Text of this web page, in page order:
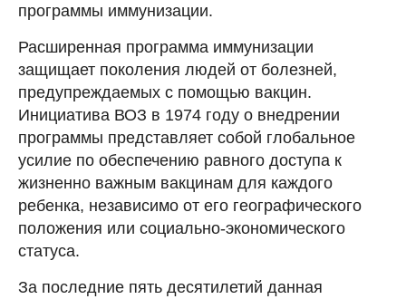
программы иммунизации.
Расширенная программа иммунизации
защищает поколения людей от болезней,
предупреждаемых с помощью вакцин.
Инициатива ВОЗ в 1974 году о внедрении
программы представляет собой глобальное
усилие по обеспечению равного доступа к
жизненно важным вакцинам для каждого
ребенка, независимо от его географического
положения или социально-экономического
статуса.
За последние пять десятилетий данная